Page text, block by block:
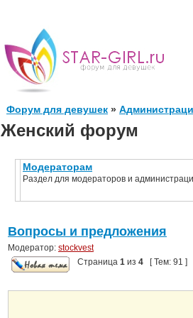
Форум для девушек »
Женский форум
Модераторам
Раздел для модераторов и
Вопросы и предложения
Модератор: stockvest
Страница 1 из 4 [ Тем: 91 ]